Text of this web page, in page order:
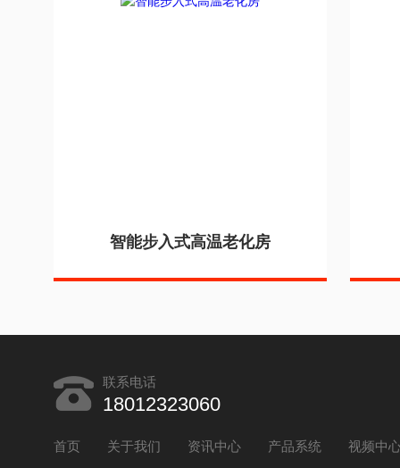
智能步入式高温老化房
联系电话
18012323060
首页 关于我们 资讯中心 产品系统 视频中